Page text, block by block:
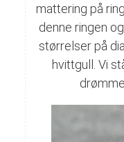
mattering på
denne ringen
størrelser på
hvittgull. Vi